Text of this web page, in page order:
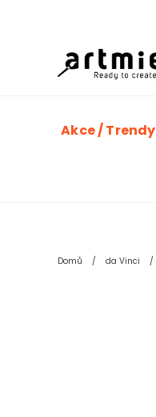
Akce / Trendy
Domů da Vinci